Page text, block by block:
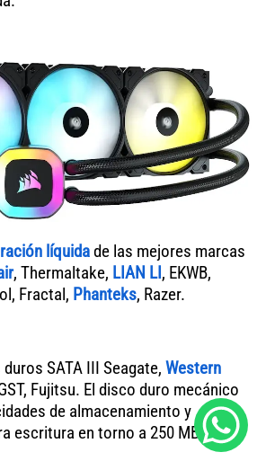
líquidade las mejores marcas
, Thermaltake, LIAN LI, EKWB,
Fractal, Phanteks, Razer.
SATA III Seagate, Western
Fujitsu. El disco duro mecánico
de almacenamiento y
escritura en torno a 250 MB/s.